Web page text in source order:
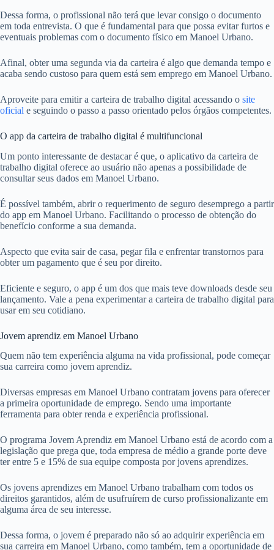
Dessa forma, o profissional não terá que levar consigo o documento
em toda entrevista. O que é fundamental para que possa evitar furtos e
eventuais problemas com o documento físico em Manoel Urbano.
Afinal, obter uma segunda via da carteira é algo que demanda tempo e
acaba sendo custoso para quem está sem emprego em Manoel Urbano.
Aproveite para emitir a carteira de trabalho digital acessando o site
oficial e seguindo o passo a passo orientado pelos órgãos competentes.
O app da carteira de trabalho digital é multifuncional
Um ponto interessante de destacar é que, o aplicativo da carteira de
trabalho digital oferece ao usuário não apenas a possibilidade de
consultar seus dados em Manoel Urbano.
É possível também, abrir o requerimento de seguro desemprego a partir
do app em Manoel Urbano. Facilitando o processo de obtenção do
benefício conforme a sua demanda.
Aspecto que evita sair de casa, pegar fila e enfrentar transtornos para
obter um pagamento que é seu por direito.
Eficiente e seguro, o app é um dos que mais teve downloads desde seu
lançamento. Vale a pena experimentar a carteira de trabalho digital para
usar em seu cotidiano.
Jovem aprendiz em Manoel Urbano
Quem não tem experiência alguma na vida profissional, pode começar
sua carreira como jovem aprendiz.
Diversas empresas em Manoel Urbano contratam jovens para oferecer
a primeira oportunidade de emprego. Sendo uma importante
ferramenta para obter renda e experiência profissional.
O programa Jovem Aprendiz em Manoel Urbano está de acordo com a
legislação que prega que, toda empresa de médio a grande porte deve
ter entre 5 e 15% de sua equipe composta por jovens aprendizes.
Os jovens aprendizes em Manoel Urbano trabalham com todos os
direitos garantidos, além de usufruírem de curso profissionalizante em
alguma área de seu interesse.
Dessa forma, o jovem é preparado não só ao adquirir experiência em
sua carreira em Manoel Urbano, como também, tem a oportunidade de